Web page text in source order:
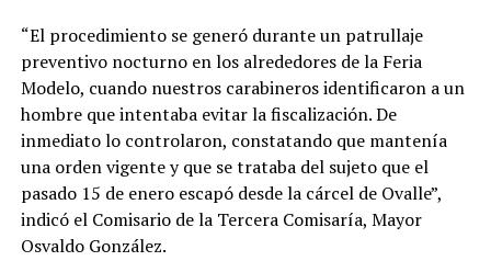
“El procedimiento se generó durante un patrullaje
preventivo nocturno en los alrededores de la Feria
Modelo, cuando nuestros carabineros identificaron a un
hombre que intentaba evitar la fiscalización. De
inmediato lo controlaron, constatando que mantenía
una orden vigente y que se trataba del sujeto que el
pasado 15 de enero escapó desde la cárcel de Ovalle”,
indicó el Comisario de la Tercera Comisaría, Mayor
Osvaldo González.